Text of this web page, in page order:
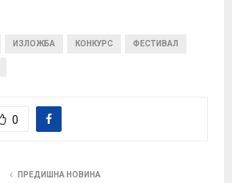
ИЗЛОЖБА КОНКУРС ФЕСТИВАЛ
0
ПРЕДИШНА НОВИНА